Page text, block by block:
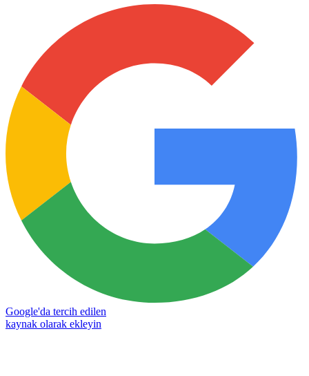
Google'da tercih edilen
kaynak olarak ekleyin